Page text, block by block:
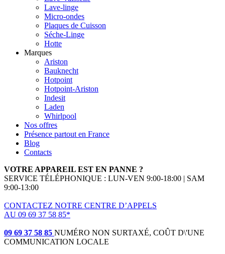
Lave-linge
Micro-ondes
Plaques de Cuisson
Séche-Linge
Hotte
Marques
Ariston
Bauknecht
Hotpoint
Hotpoint-Ariston
Indesit
Laden
Whirlpool
Nos offres
Présence partout en France
Blog
Contacts
VOTRE APPAREIL EST EN PANNE ?
SERVICE TÉLÉPHONIQUE : LUN-VEN 9:00-18:00 | SAM
9:00-13:00
CONTACTEZ NOTRE CENTRE D’APPELS
AU 09 69 37 58 85*
09 69 37 58 85 NUMÉRO NON SURTAXÉ, COÛT D\'UNE
COMMUNICATION LOCALE